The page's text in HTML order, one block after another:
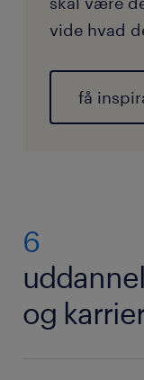
vide hvad
få
6
og